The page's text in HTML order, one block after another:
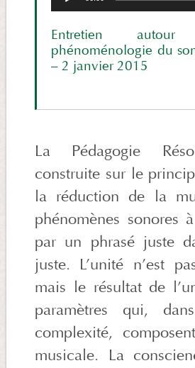
audio
Entretien
phénoménologie du
– 2 janvier 2015
La Pédagogie
construite sur le
la réduction de la
phénomènes sonores
par un phrasé juste
juste. L’unité n’est
mais le résultat de
paramètres qui,
complexité,
musicale. La